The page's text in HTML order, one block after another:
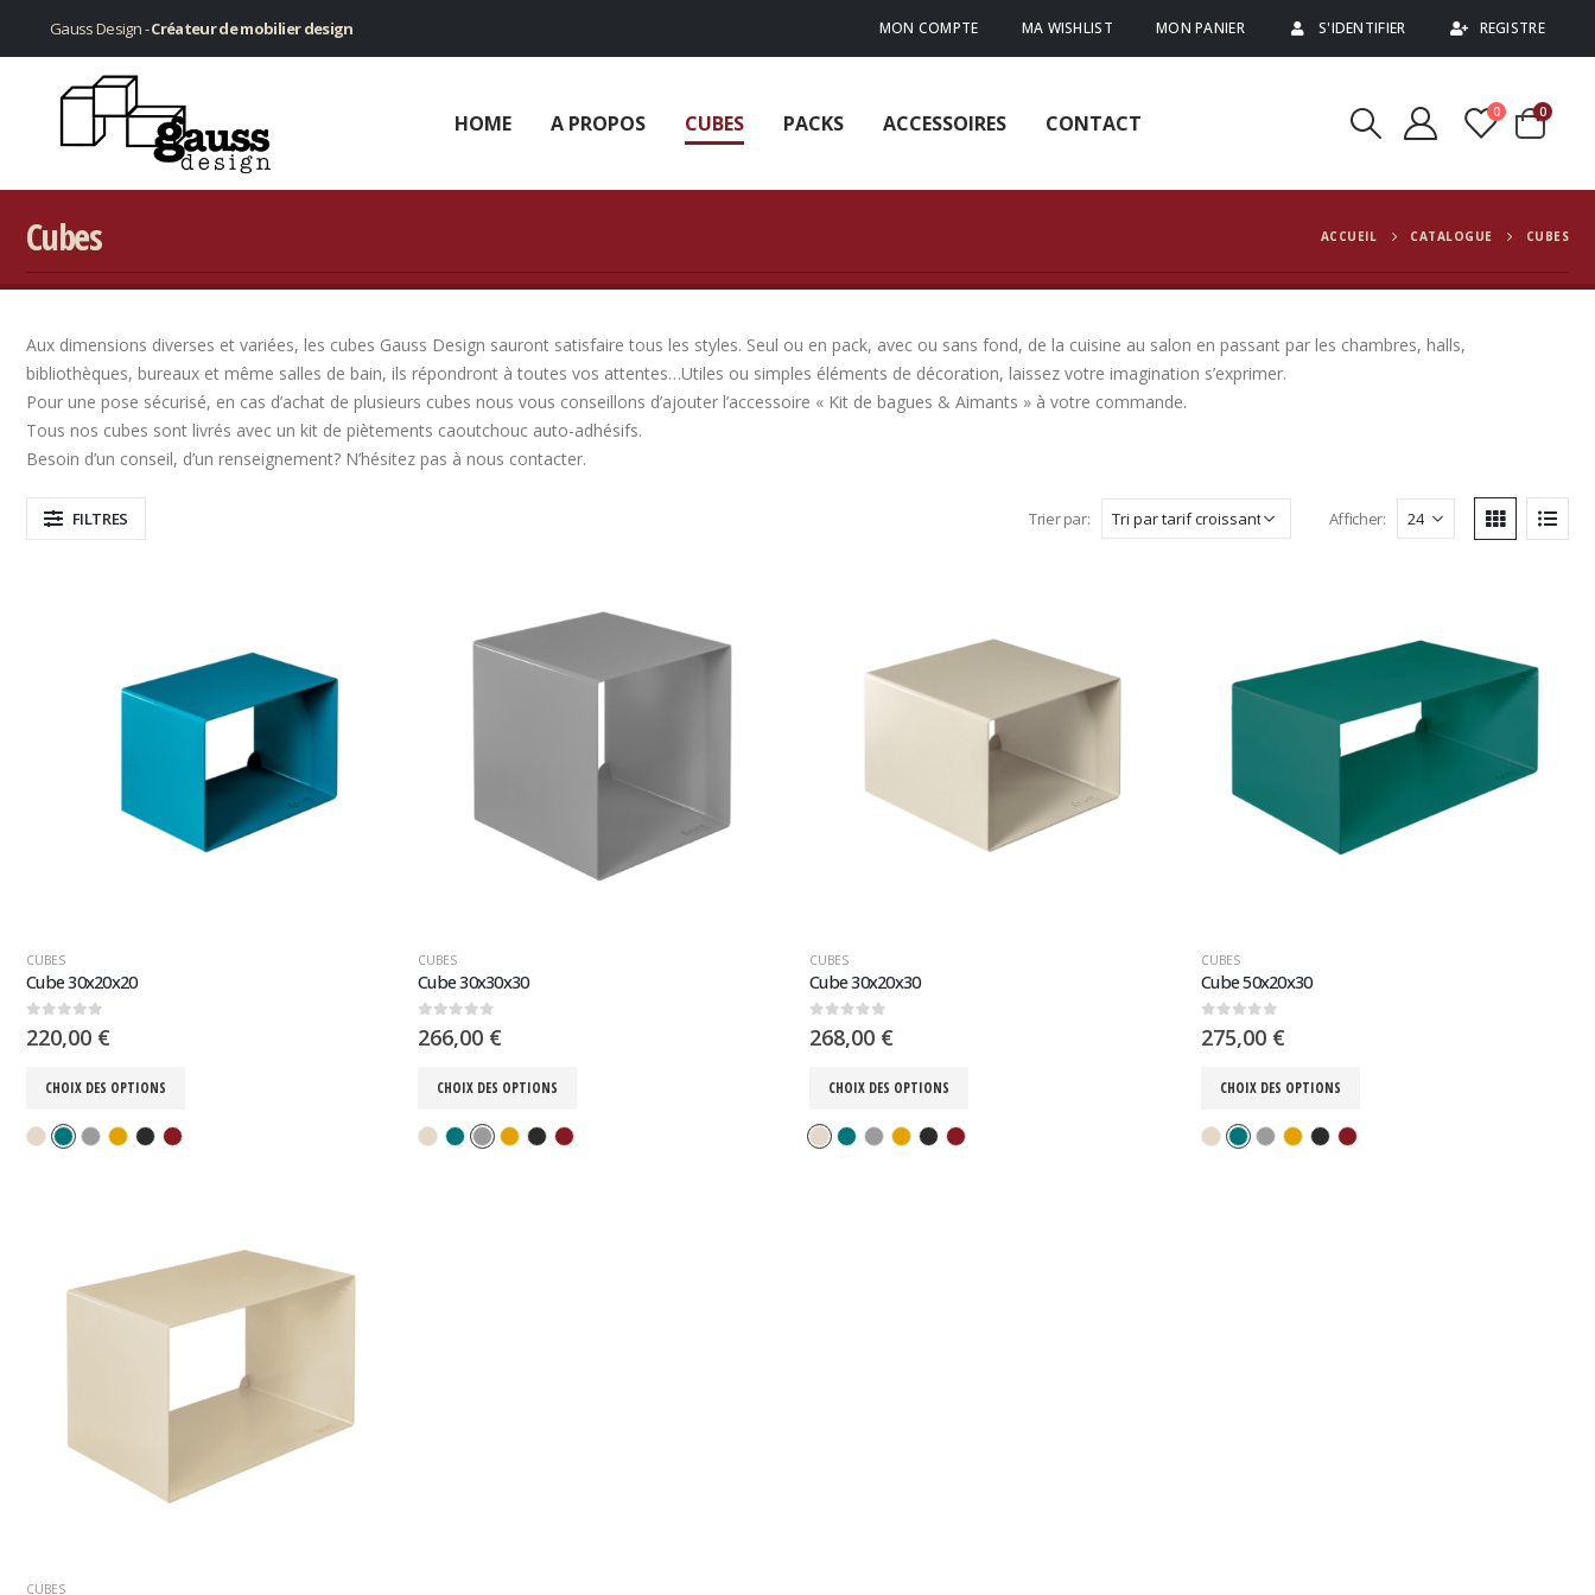
Gauss Design -Créateur de mobilier design MON COMPTE MA WISHLIST MON PANIER S'IDENTIFIER REGISTRE
HOME A PROPOS CUBES PACKS ACCESSOIRES CONTACT 0 0
Cubes ACCUEIL CATALOGUE CUBES
Aux dimensions diverses et variées, les cubes Gauss Design sauront satisfaire tous les styles. Seul ou en pack, avec ou sans fond, de la cuisine au salon en passant par les chambres, halls,
bibliothèques, bureaux et même salles de bain, ils répondront à toutes vos attentes…Utiles ou simples éléments de décoration, laissez votre imagination s’exprimer.
Pour une pose sécurisé, en cas d’achat de plusieurs cubes nous vous conseillons d’ajouter l’accessoire « Kit de bagues & Aimants » à votre commande.
Tous nos cubes sont livrés avec un kit de piètements caoutchouc auto-adhésifs.
Besoin d’un conseil, d’un renseignement? N’hésitez pas à nous contacter.
FILTRES Trier par: Afficher:
CUBES
Cube 30x20x20
0sur 5
220,00 €
CHOIX DES OPTIONS
CUBES
Cube 30x30x30
0sur 5
266,00 €
CHOIX DES OPTIONS
CUBES
Cube 30x20x30
0sur 5
268,00 €
CHOIX DES OPTIONS
CUBES
Cube 50x20x30
0sur 5
275,00 €
CHOIX DES OPTIONS
CUBES